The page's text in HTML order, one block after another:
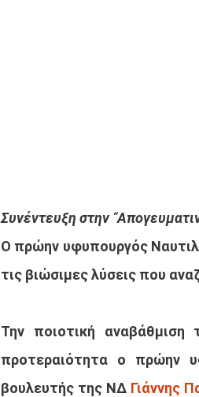
Συνέντευξη στην
Ο πρώην υφυπουργός
τις βιώσιμες λύσεις που
Την ποιοτική
προτεραιότητα ο πρώην
βουλευτής της ΝΔ Γιάννης